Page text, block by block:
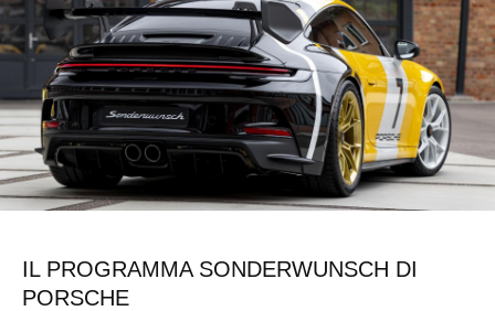
IL PROGRAMMA SONDERWUNSCH DI
PORSCHE